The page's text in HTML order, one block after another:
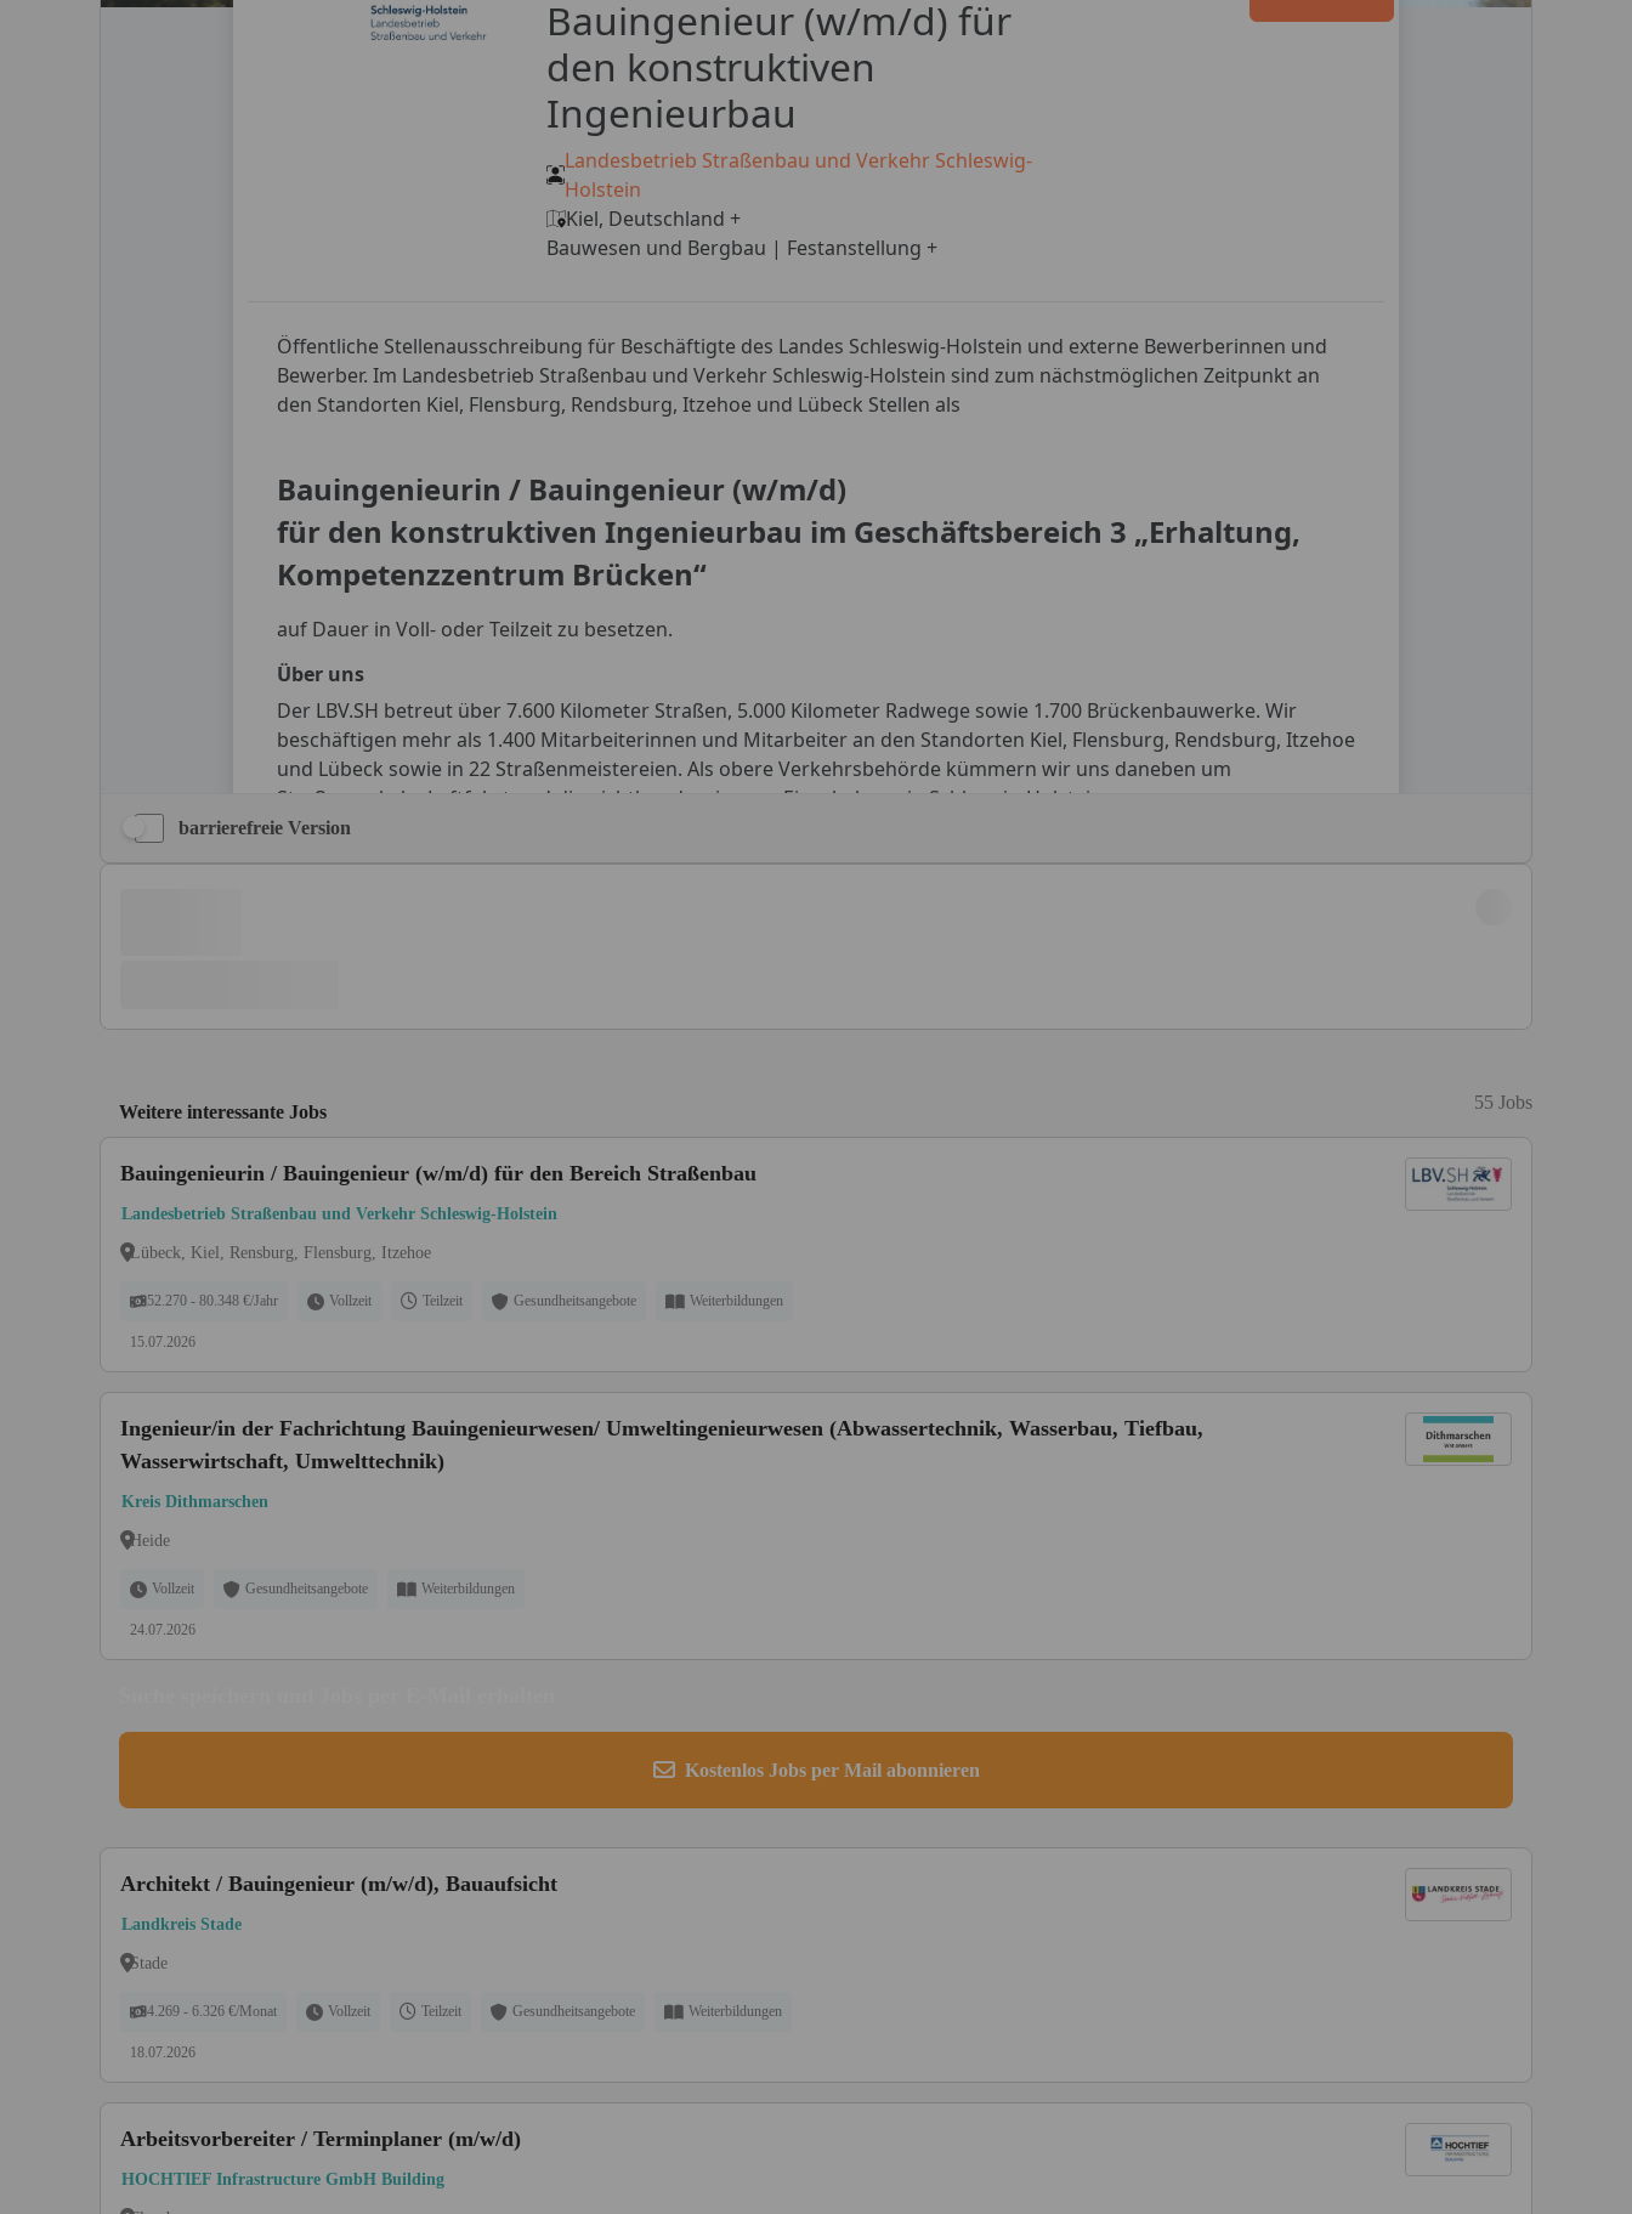
barrierefreie Version
Weitere interessante Jobs 55 Jobs
Bauingenieurin / Bauingenieur (w/m/d) für den Bereich Straßenbau
Landesbetrieb Straßenbau und Verkehr Schleswig-Holstein
Lübeck, Kiel, Rensburg, Flensburg, Itzehoe
52.270 - 80.348 €/Jahr Vollzeit Teilzeit Gesundheitsangebote Weiterbildungen
15.07.2026
Ingenieur/in der Fachrichtung Bauingenieurwesen/ Umweltingenieurwesen (Abwassertechnik, Wasserbau, Tiefbau,
Wasserwirtschaft, Umwelttechnik)
Kreis Dithmarschen
Heide
Vollzeit Gesundheitsangebote Weiterbildungen
24.07.2026
Kostenlos Jobs per Mail abonnieren
Architekt / Bauingenieur (m/w/d), Bauaufsicht
Landkreis Stade
Stade
4.269 - 6.326 €/Monat Vollzeit Teilzeit Gesundheitsangebote Weiterbildungen
18.07.2026
Arbeitsvorbereiter / Terminplaner (m/w/d)
HOCHTIEF Infrastructure GmbH Building